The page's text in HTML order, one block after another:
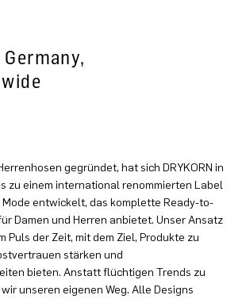
gegründet, hat sich DRYKORN in
zu einem international renommierten Label
entwickelt, das komplette Ready-to-
Damen und Herren anbietet. Unser Ansatz
Puls der Zeit, mit dem Ziel, Produkte zu
stärken und
bieten. Anstatt flüchtigen Trends zu
unseren eigenen Weg. Alle Designs